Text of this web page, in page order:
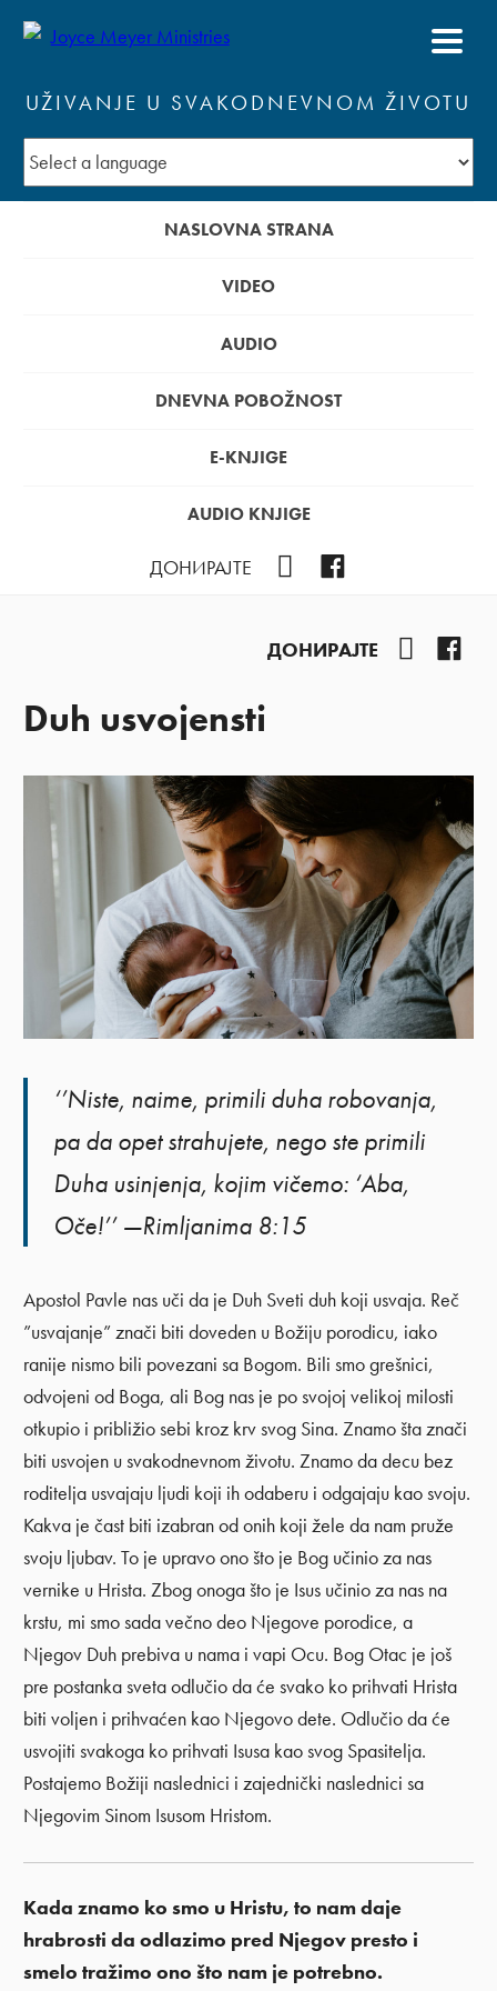
UŽIVANJE U SVAKODNEVNOM ŽIVOTU
NASLOVNA STRANA
VIDEO
AUDIO
DNEVNA POBOŽNOST
E-KNJIGE
AUDIO KNJIGE
ДОНИРАЈТЕ YouTube
ДОНИРАЈТЕ YouTube
Duh usvojensti
‘’Niste, naime, primili duha robovanja,
pa da opet strahujete, nego ste primili
Duha usinjenja, kojim vičemo: ‘Aba,
Oče!’’ —Rimljanima 8:15
Apostol Pavle nas uči da je Duh Sveti duh koji usvaja. Reč
”usvajanje” znači biti doveden u Božiju porodicu, iako
ranije nismo bili povezani sa Bogom. Bili smo grešnici,
odvojeni od Boga, ali Bog nas je po svojoj velikoj milosti
otkupio i približio sebi kroz krv svog Sina. Znamo šta znači
biti usvojen u svakodnevnom životu. Znamo da decu bez
roditelja usvajaju ljudi koji ih odaberu i odgajaju kao svoju.
Kakva je čast biti izabran od onih koji žele da nam pruže
svoju ljubav. To je upravo ono što je Bog učinio za nas
vernike u Hrista. Zbog onoga što je Isus učinio za nas na
krstu, mi smo sada večno deo Njegove porodice, a
Njegov Duh prebiva u nama i vapi Ocu. Bog Otac je još
pre postanka sveta odlučio da će svako ko prihvati Hrista
biti voljen i prihvaćen kao Njegovo dete. Odlučio da će
usvojiti svakoga ko prihvati Isusa kao svog Spasitelja.
Postajemo Božiji naslednici i zajednički naslednici sa
Njegovim Sinom Isusom Hristom.
Kada znamo ko smo u Hristu, to nam daje
hrabrosti da odlazimo pred Njegov presto i
smelo tražimo ono što nam je potrebno.